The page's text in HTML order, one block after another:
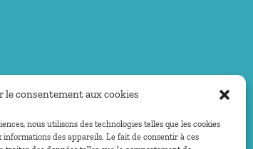
le consentement aux cookies
nous utilisons des technologies telles que les cookies
des appareils. Le fait de consentir à ces